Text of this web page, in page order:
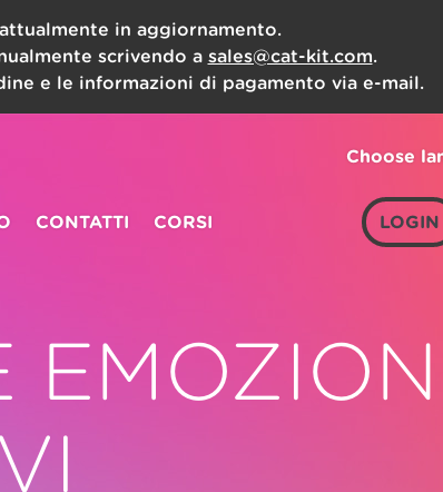
in aggiornamento.
scrivendo a sales@cat-kit.com.
e le informazioni di pagamento via e-mail.
CONTATTI CORSI LOGIN
Choose